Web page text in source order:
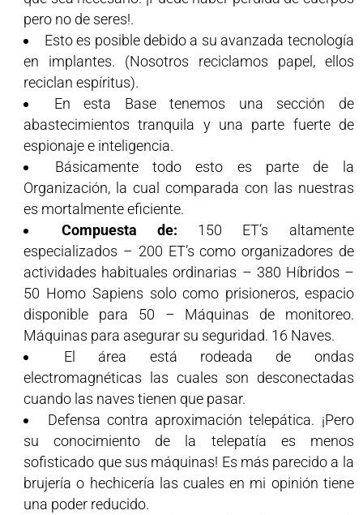
pero no de seres!.
Esto es posible debido a su avanzada tecnología
en implantes. (Nosotros reciclamos papel, ellos
reciclan espíritus).
En esta Base tenemos una sección de
abastecimientos tranquila y una parte fuerte de
espionaje e inteligencia.
Básicamente todo esto es parte de la
Organización, la cual comparada con las nuestras
es mortalmente eficiente.
Compuesta de: 150 ET’s altamente
especializados – 200 ET’s como organizadores de
actividades habituales ordinarias – 380 Híbridos –
50 Homo Sapiens solo como prisioneros, espacio
disponible para 50 – Máquinas de monitoreo.
Máquinas para asegurar su seguridad. 16 Naves.
El área está rodeada de ondas
electromagnéticas las cuales son desconectadas
cuando las naves tienen que pasar.
Defensa contra aproximación telepática. ¡Pero
su conocimiento de la telepatía es menos
sofisticado que sus máquinas! Es más parecido a la
brujería o hechicería las cuales en mi opinión tiene
una poder reducido.